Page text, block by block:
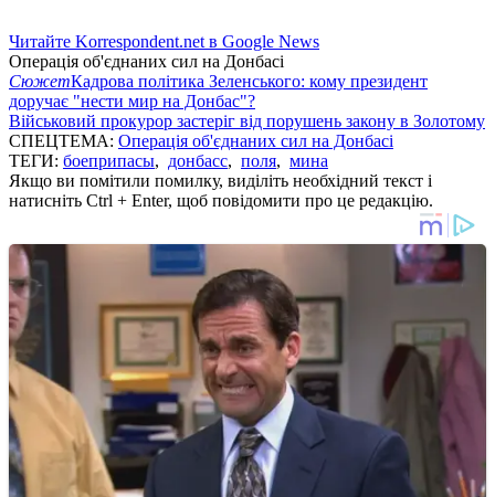
Читайте Korrespondent.net в Google News
Операція об'єднаних сил на Донбасі
СюжетКадрова політика Зеленського: кому президент
доручає "нести мир на Донбас"?
Військовий прокурор застеріг від порушень закону в Золотому
СПЕЦТЕМА: Операція об'єднаних сил на Донбасі
ТЕГИ: боеприпасы, донбасс, поля, мина
Якщо ви помітили помилку, виділіть необхідний текст і
натисніть Ctrl + Enter, щоб повідомити про це редакцію.